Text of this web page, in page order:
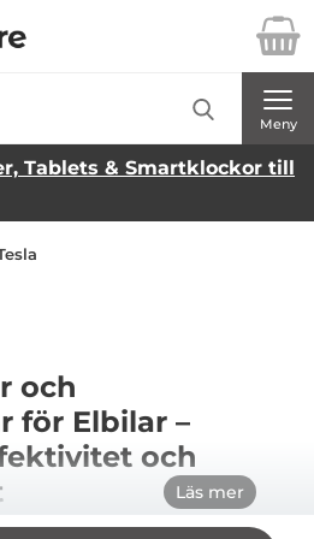
Danira Telecom AB
Meny
Tablets & Smartklockor till
Läs mer
och
för Elbilar –
och
ha lösningar som gör din